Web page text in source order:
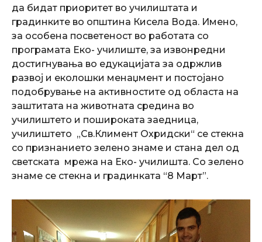
да бидат приоритет во училиштата и
градинките во општина Кисела Вода. Имено,
за особена посветеност во работата со
програмата Еко- училиште, за извонредни
достигнувања во едукацијата за одржлив
развој и еколошки менаџмент и постојано
подобрување на активностите од областа на
заштитата на животната средина во
училиштето и пошироката заедница,
училиштето „Св.Климент Охридски“ се стекна
со признанието зелено знаме и стана дел од
светската мрежа на Еко- училишта. Со зелено
знаме се стекна и градинката “8 Март”.